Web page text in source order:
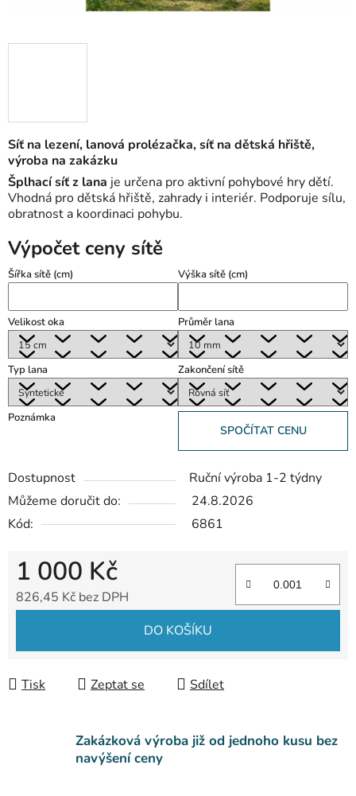
Síť na lezení, lanová prolézačka, síť na dětská hřiště,
výroba na zakázku
Šplhací síť z lana je určena pro aktivní pohybové hry dětí.
Vhodná pro dětská hřiště, zahrady i interiér. Podporuje sílu,
obratnost a koordinaci pohybu.
Výpočet ceny sítě
Šířka sítě (cm)
Velikost oka
Typ lana
Poznámka
Výška sítě (cm)
Průměr lana
Zakončení sítě
SPOČÍTAT CENU
Dostupnost
Ruční výroba 1-2 týdny
Můžeme doručit do:
24.8.2026
Kód:
6861
1 000 Kč
826,45 Kč bez DPH
DO KOŠÍKU
Tisk Zeptat se Sdílet
Zakázková výroba již od jednoho kusu bez
navýšení ceny